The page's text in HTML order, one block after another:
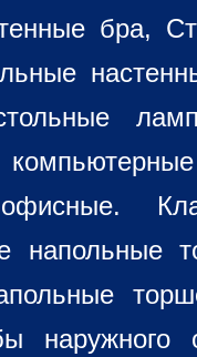
бра,
напольные